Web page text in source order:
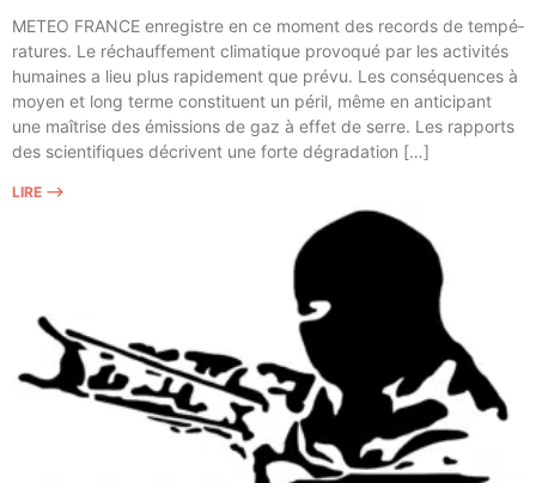
METEO FRANCE enre­gistre en ce moment des records de tem­pé­
ra­tures. Le réchauf­fe­ment cli­ma­tique pro­vo­qué par les acti­vi­tés
humaines a lieu plus rapi­de­ment que pré­vu. Les consé­quences à
moyen et long terme consti­tuent un péril, même en anti­ci­pant
une maî­trise des émis­sions de gaz à effet de serre. Les rap­ports
des scien­ti­fiques décrivent une forte dégradation […]
LIRE ⟶